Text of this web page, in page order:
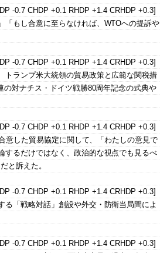
-0.7 CHDP +0.1 RHDP +1.4 CRHDP +0.3]
「もし合意に至らなければ、WTOへの提訴や
-0.7 CHDP +0.1 RHDP +1.4 CRHDP +0.3]
トランプ米大統領の貿易政策と広範な関税措
対ナチス・ドイツ戦勝80周年記念の式典や
-0.7 CHDP +0.1 RHDP +1.4 CRHDP +0.3]
意した貿易協定に関して、「わたしの意見で
するだけではなく、政治的な視点でも見るべ
と訴えた。
-0.7 CHDP +0.1 RHDP +1.4 CRHDP +0.3]
「戦略対話」創設や外交・防衛当局間によ
-0.7 CHDP +0.1 RHDP +1.4 CRHDP +0.3]